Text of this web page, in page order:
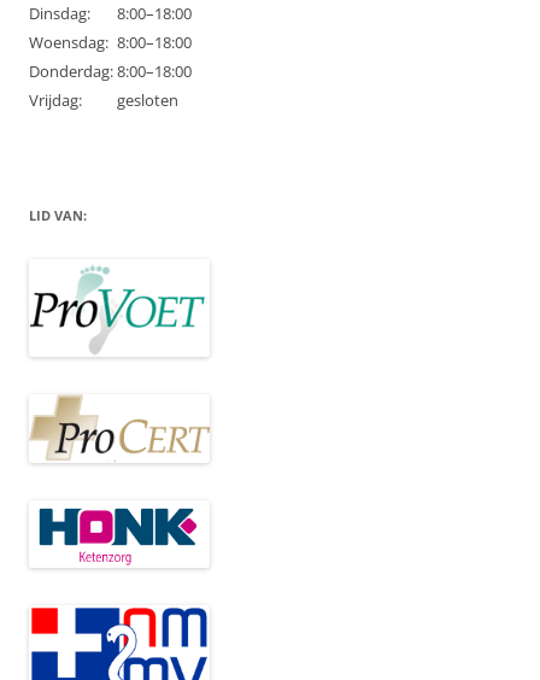
Dinsdag:
8:00–18:00
Woensdag: 8:00–18:00
Donderdag:8:00–18:00
Vrijdag:
gesloten
LID VAN: